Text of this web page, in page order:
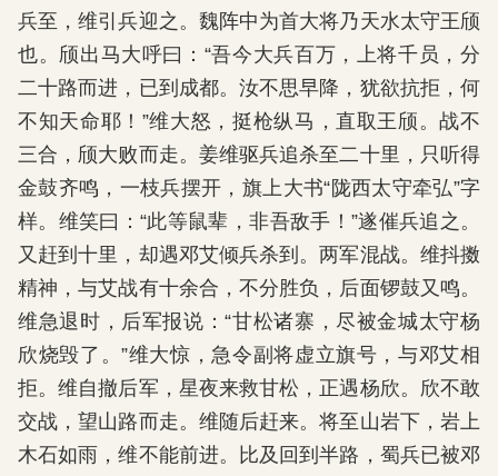
兵至，维引兵迎之。魏阵中为首大将乃天水太守王颀
也。颀出马大呼曰：“吾今大兵百万，上将千员，分
二十路而进，已到成都。汝不思早降，犹欲抗拒，何
不知天命耶！”维大怒，挺枪纵马，直取王颀。战不
三合，颀大败而走。姜维驱兵追杀至二十里，只听得
金鼓齐鸣，一枝兵摆开，旗上大书“陇西太守牵弘”字
样。维笑曰：“此等鼠辈，非吾敌手！”遂催兵追之。
又赶到十里，却遇邓艾倾兵杀到。两军混战。维抖擞
精神，与艾战有十余合，不分胜负，后面锣鼓又鸣。
维急退时，后军报说：“甘松诸寨，尽被金城太守杨
欣烧毁了。”维大惊，急令副将虚立旗号，与邓艾相
拒。维自撤后军，星夜来救甘松，正遇杨欣。欣不敢
交战，望山路而走。维随后赶来。将至山岩下，岩上
木石如雨，维不能前进。比及回到半路，蜀兵已被邓